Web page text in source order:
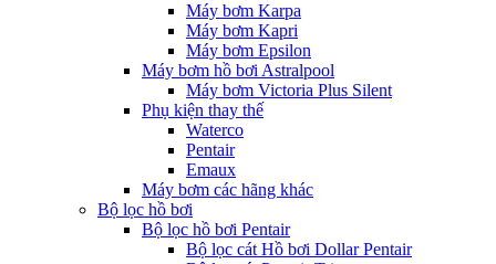
Máy bơm Karpa
Máy bơm Kapri
Máy bơm Epsilon
Máy bơm hồ bơi Astralpool
Máy bơm Victoria Plus Silent
Phụ kiện thay thế
Waterco
Pentair
Emaux
Máy bơm các hãng khác
Bộ lọc hồ bơi
Bộ lọc hồ bơi Pentair
Bộ lọc cát Hồ bơi Dollar Pentair